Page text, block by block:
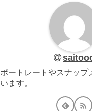
ポートレートやスナップ
います。